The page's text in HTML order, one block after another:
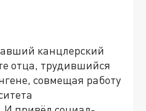
канцлерский
отца, трудившийся
совмещая работу